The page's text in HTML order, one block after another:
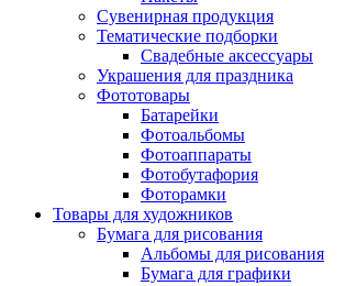
Сувенирная продукция
Тематические подборки
Свадебные аксессуары
Украшения для праздника
Фототовары
Батарейки
Фотоальбомы
Фотоаппараты
Фотобутафория
Фоторамки
Товары для художников
Бумага для рисования
Альбомы для рисования
Бумага для графики